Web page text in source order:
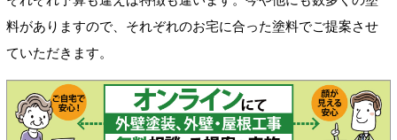
料がありますので、それぞれのお宅に合った塗料でご提案させ
ていただきます。